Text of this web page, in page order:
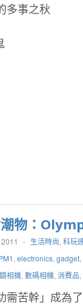
多事之秋
物：
- 生活時尚, 科玩
, electronics, gadget,
相機, 數碼相機, 消費品,
需苦幹」成為